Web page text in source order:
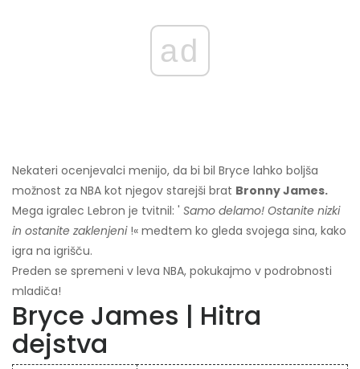
ad
Nekateri ocenjevalci menijo, da bi bil Bryce lahko boljša
možnost za NBA kot njegov starejši brat Bronny James.
Mega igralec Lebron je tvitnil: ' Samo delamo! Ostanite nizki
in ostanite zaklenjeni!« medtem ko gleda svojega sina, kako
igra na igrišču.
Preden se spremeni v leva NBA, pokukajmo v podrobnosti
mladiča!
Bryce James | Hitra
dejstva